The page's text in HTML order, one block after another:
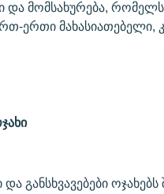
მომსახურება,
ერთი
და განსხვავებები